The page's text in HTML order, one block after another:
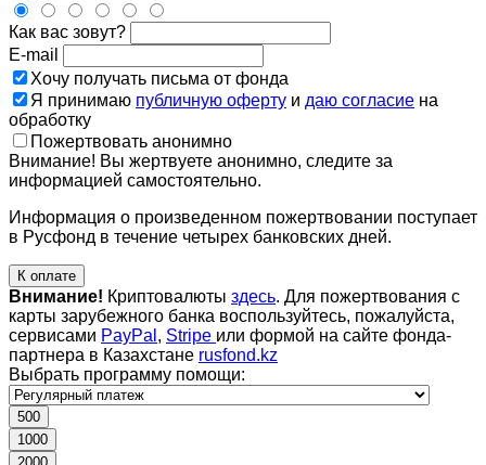
Как вас зовут?
E-mail
Хочу получать письма от фонда
Я принимаю публичную оферту и даю согласие на
обработку
Пожертвовать анонимно
Внимание! Вы жертвуете анонимно, следите за
информацией самостоятельно.
Информация о произведенном пожертвовании поступает
в Русфонд в течение четырех банковских дней.
К оплате
Внимание! Криптовалюты здесь. Для пожертвования с
карты зарубежного банка воспользуйтесь, пожалуйста,
сервисами PayPal , Stripe или формой на сайте фонда-
партнера в Казахстане rusfond.kz
Выбрать программу помощи:
500
1000